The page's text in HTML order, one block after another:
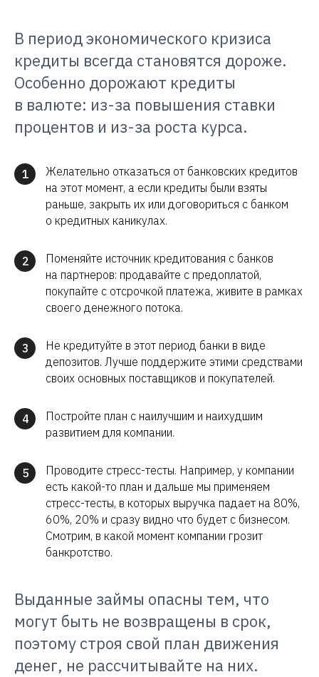
В период экономического кризиса
кредиты всегда становятся дороже.
Особенно дорожают кредиты
в валюте: из-за повышения ставки
процентов и из-за роста курса.
1
Желательно отказаться от банковских кредитов
на этот момент, а если кредиты были взяты
раньше, закрыть их или договориться с банком
о кредитных каникулах.
2
Поменяйте источник кредитования с банков
на партнеров: продавайте с предоплатой,
покупайте с отсрочкой платежа, живите в рамках
своего денежного потока.
3
Не кредитуйте в этот период банки в виде
депозитов. Лучше поддержите этими средствами
своих основных поставщиков и покупателей.
4
Постройте план с наилучшим и наихудшим
развитием для компании.
5
Проводите стресс-тесты. Например, у компании
есть какой-то план и дальше мы применяем
стресс-тесты, в которых выручка падает на 80%,
60%, 20% и сразу видно что будет с бизнесом.
Смотрим, в какой момент компании грозит
банкротство.
Выданные займы опасны тем, что
могут быть не возвращены в срок,
поэтому строя свой план движения
денег, не рассчитывайте на них.